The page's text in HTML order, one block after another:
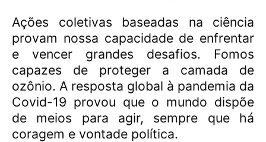
Ações coletivas baseadas na ciência
provam nossa capacidade de enfrentar
e vencer grandes desafios. Fomos
capazes de proteger a camada de
ozônio. A resposta global à pandemia da
Covid-19 provou que o mundo dispõe
de meios para agir, sempre que há
coragem e vontade política.